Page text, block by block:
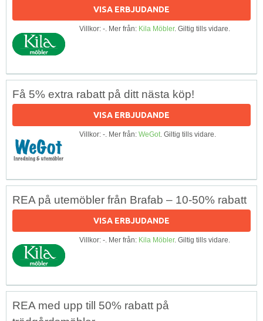
VISA ERBJUDANDE
Villkor: -. Mer från: Kila Möbler. Giltig tills vidare.
Få 5% extra rabatt på ditt nästa köp!
VISA ERBJUDANDE
Villkor: -. Mer från: WeGot. Giltig tills vidare.
REA på utemöbler från Brafab – 10-50% rabatt
VISA ERBJUDANDE
Villkor: -. Mer från: Kila Möbler. Giltig tills vidare.
REA med upp till 50% rabatt på